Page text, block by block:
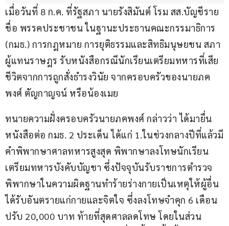
เมื่อวันที่ 8 ก.ค. ที่รัฐสภา นายรังสิมันต์ โรม สส.บัญชีราย
ชื่อ พรรคประชาชน ในฐานะประธานคณะกรรมาธิการ
(กมธ.) การกฎหมาย การยุติธรรมและสิทธิมนุษยชน สภา
ผู้แทนราษฎร รับหนังสือกรณีนักเรียนเตรียมทหารที่เสีย
ชีวิตจากการถูกสั่งธำรงวินัย จากครอบครัวของนายภค
พงศ์ ตัญกาญจน์ หรือน้องเมย
ทนายความฝั่งครอบครัวนายภคพงศ์ กล่าวว่า ได้มายื่น
หนังสือต่อ กมธ. 2 ประเด็น ได้แก่ 1.ในช่วงกลางปีที่แล้วมี
คำพิพากษาศาลทหารสูงสุด พิพากษาลงโทษนักเรียน
เตรียมทหารบังคับบัญชา ซึ่งปัจจุบันรับราชการตำรวจ
พิพากษาในความผิดฐานทำร้ายร่างกายเป็นเหตุให้ผู้อื่น
ได้รับอันตรายแก่กายและจิตใจ ซึ่งลงโทษจำคุก 6 เดือน
ปรับ 20,000 บาท ท้ายที่สุดศาลลดโทษ โดยในส่วน